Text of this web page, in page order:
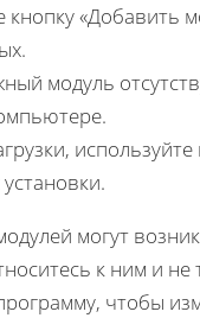
кнопку «Добавить
модуль
могут
к ним и не
чтобы